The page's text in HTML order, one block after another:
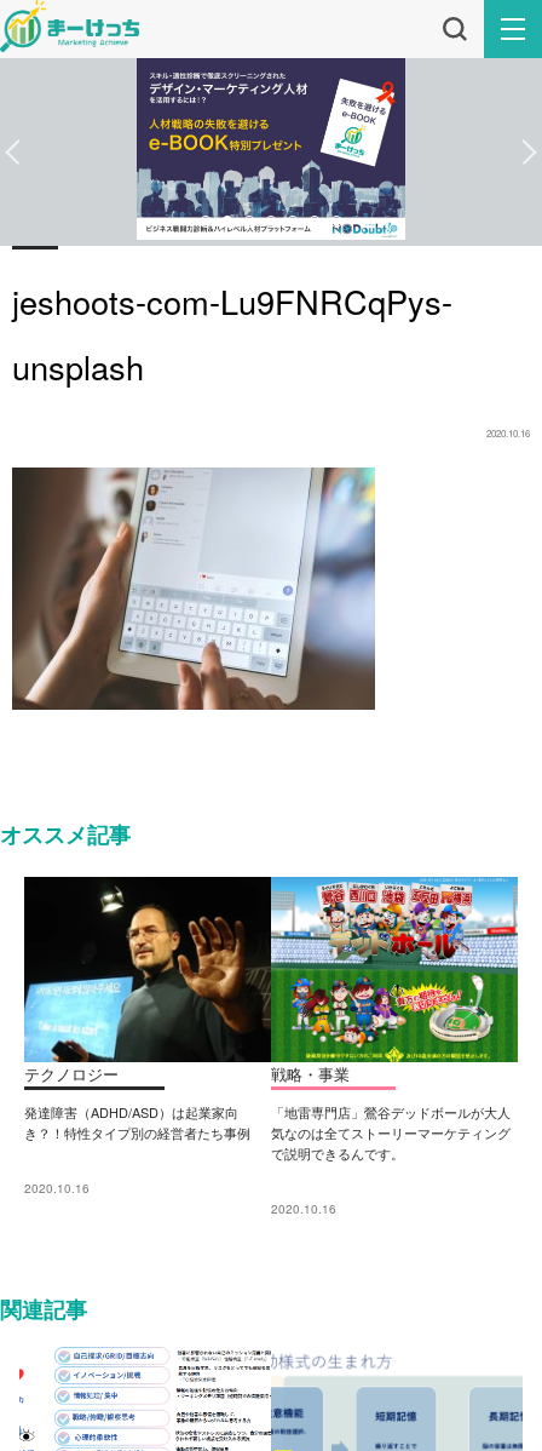
jeshoots-com-Lu9FNRCqPys-
unsplash
2020.10.16
オススメ記事
テクノロジー
発達障害（ADHD/ASD）は起業家向
き？！特性タイプ別の経営者たち事例
2020.10.16
戦略・事業
「地雷専門店」鶯谷デッドボールが大人
気なのは全てストーリーマーケティング
で説明できるんです。
2020.10.16
関連記事